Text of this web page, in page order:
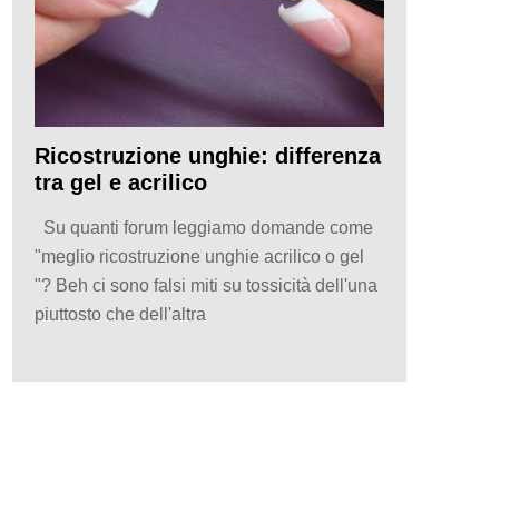
Ricostruzione unghie: differenza
tra gel e acrilico
Su quanti forum leggiamo domande come
"meglio ricostruzione unghie acrilico o gel
"? Beh ci sono falsi miti su tossicità dell'una
piuttosto che dell'altra